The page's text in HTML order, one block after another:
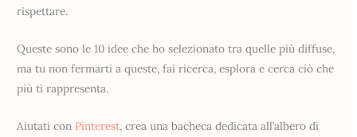
rispettare.
Queste sono le 10 idee che ho selezionato tra quelle più diffuse,
ma tu non fermarti a queste, fai ricerca, esplora e cerca ciò che
più ti rappresenta.
Aiutati con Pinterest, crea una bacheca dedicata all’albero di